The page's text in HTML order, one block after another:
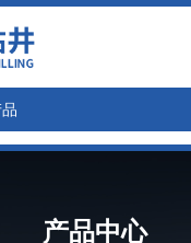
产品中心